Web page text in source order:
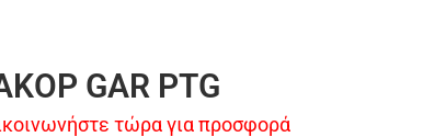
GAR PTG
τώρα για προσφορά